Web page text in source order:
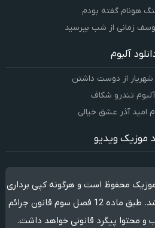
هونام گفته بودم
زمانی از شب بپرسید
آلبوم
شهریار از دوست داشتن
آلبوم تندرو شکاف
امید آذر عشق خیالی
موزیک ویدیو
محفوظ است و هرگونه کپی برداری
بدون ذکر منبع ممنوع می باشد. طبق ماده 12 فصل سوم قانون جرائم
و محتوا پیگرد قانونی خواهد داشت.